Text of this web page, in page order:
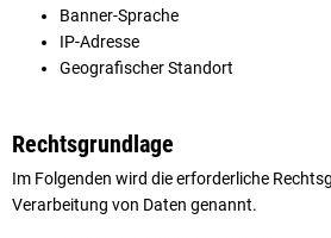
Banner-Sprache
IP-Adresse
Geografischer Standort
Rechtsgrundlage
Im Folgenden wird die erforderliche
Verarbeitung von Daten genannt.